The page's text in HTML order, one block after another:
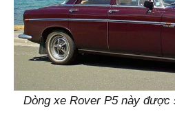
Dòng xe Rover P5 này được